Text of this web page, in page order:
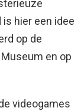
hier een idee
op de
en op
videogames